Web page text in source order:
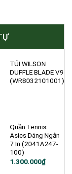
TÚI WILSON
DUFFLE BLADE V9
(WR8032101001)
Quần Tennis
Asics Dáng Ngắn
7 In (2041A247-
100)
Giá
1.300.000₫
Giá